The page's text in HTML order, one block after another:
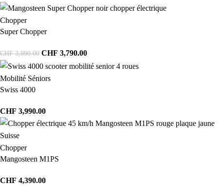
Chopper
Super Chopper
CHF3,890.00 CHF 3,790.00
Mobilité Séniors
Swiss 4000
CHF 3,990.00
Chopper
Mangosteen M1PS
CHF 4,390.00